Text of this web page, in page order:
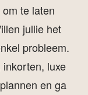
te laten
jullie het
probleem.
luxe
en ga